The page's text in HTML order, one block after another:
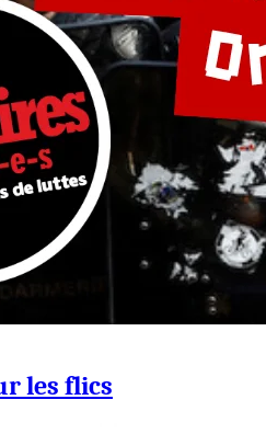
les flics